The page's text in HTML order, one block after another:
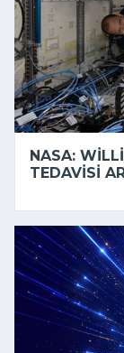
NASA:
TEDAVISI